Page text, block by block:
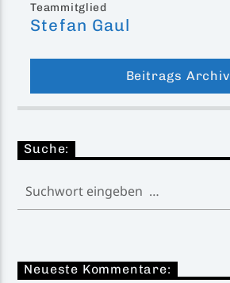
Teammitglied
Stefan Gaul
Beitrags Archiv
Suche:
Neueste Kommentare: